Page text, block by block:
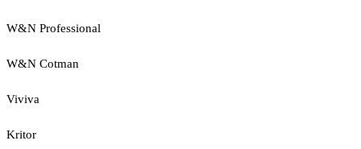
W&N Professional
W&N Cotman
Viviva
Kritor